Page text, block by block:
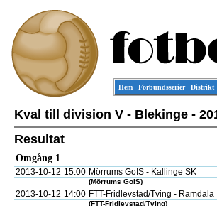
Hem Förbundsserier Distrikt
Kval till division V - Blekinge -
Resultat
Omgång 1
2013-10-12 15:00 Mörrums GoIS - Kallinge SK
(Mörrums GoIS)
2013-10-12 14:00 FTT-Fridlevstad/Tving - Ramdala
(FTT-Fridlevstad/Tving)